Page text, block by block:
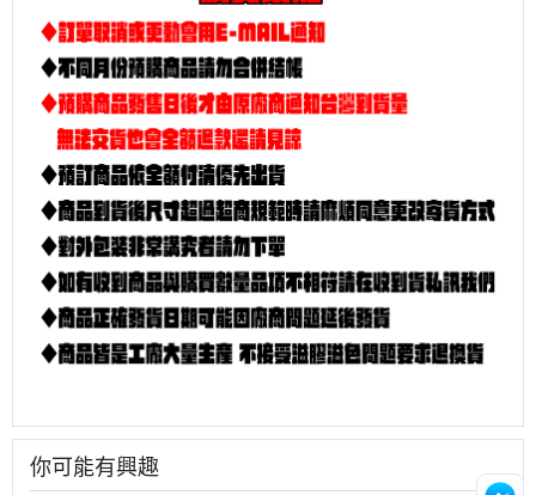
你可能有興趣